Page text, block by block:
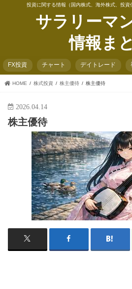
投資に関する情報（国内株式、海外株式、投資
サラリーマ
情報ま
FX投資 チャート デイトレード
HOME 株式投資 株主優待 株主優待
2026.04.14
株主優待